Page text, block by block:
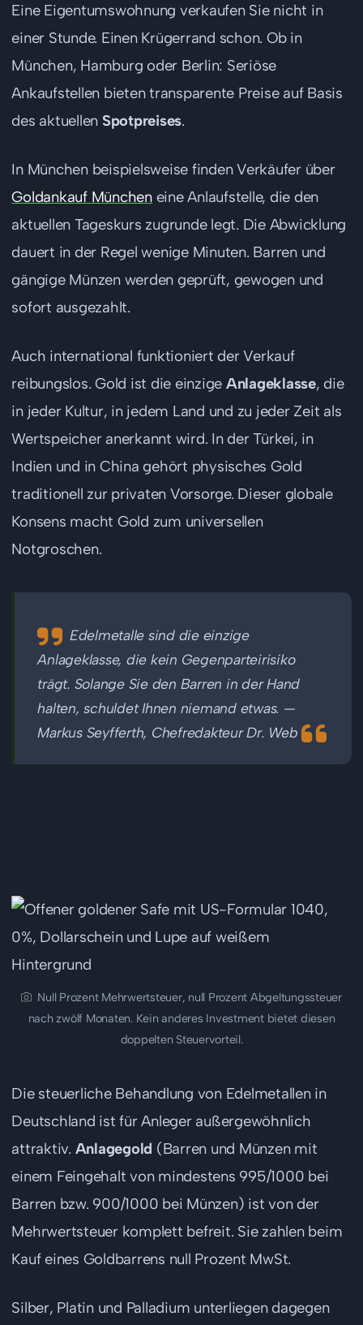
Eine Eigentumswohnung verkaufen Sie nicht in
einer Stunde. Einen Krügerrand schon. Ob in
München, Hamburg oder Berlin: Seriöse
Ankaufstellen bieten transparente Preise auf Basis
des aktuellen Spotpreises.
In München beispielsweise finden Verkäufer über
Goldankauf Müncheneine Anlaufstelle, die den
aktuellen Tageskurs zugrunde legt. Die Abwicklung
dauert in der Regel wenige Minuten. Barren und
gängige Münzen werden geprüft, gewogen und
sofort ausgezahlt.
Auch international funktioniert der Verkauf
reibungslos. Gold ist die einzige Anlageklasse, die
in jeder Kultur, in jedem Land und zu jeder Zeit als
Wertspeicher anerkannt wird. In der Türkei, in
Indien und in China gehört physisches Gold
traditionell zur privaten Vorsorge. Dieser globale
Konsens macht Gold zum universellen
Notgroschen.
Edelmetalle sind die einzige
Anlageklasse, die kein Gegenparteirisiko
trägt. Solange Sie den Barren in der Hand
halten, schuldet Ihnen niemand etwas. —
Markus Seyfferth, Chefredakteur Dr. Web
Null Prozent Mehrwertsteuer, null Prozent Abgeltungssteuer
nach zwölf Monaten. Kein anderes Investment bietet diesen
doppelten Steuervorteil.
Die steuerliche Behandlung von Edelmetallen in
Deutschland ist für Anleger außergewöhnlich
attraktiv. Anlagegold (Barren und Münzen mit
einem Feingehalt von mindestens 995/1000 bei
Barren bzw. 900/1000 bei Münzen) ist von der
Mehrwertsteuer komplett befreit. Sie zahlen beim
Kauf eines Goldbarrens null Prozent MwSt.
Silber, Platin und Palladium unterliegen dagegen